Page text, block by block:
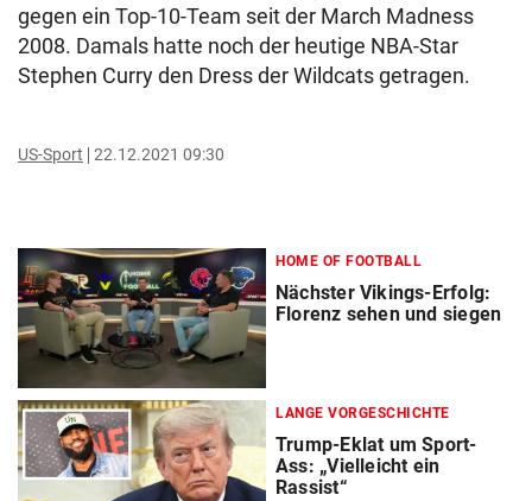
gegen ein Top-10-Team seit der March Madness
2008. Damals hatte noch der heutige NBA-Star
Stephen Curry den Dress der Wildcats getragen.
US-Sport 22.12.2021 09:30
HOME OF FOOTBALL
Nächster Vikings-Erfolg:
Florenz sehen und siegen
LANGE VORGESCHICHTE
Trump-Eklat um Sport-
Ass: „Vielleicht ein
Rassist“